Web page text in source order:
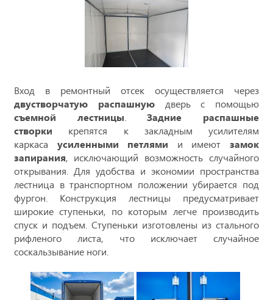
Вход в ремонтный отсек осуществляется через
двустворчатую распашнуюдверь с помощью
съемной лестницы .Задние распашные
створки крепятся к закладным усилителям
каркаса усиленными петлями и имеютзамок
запирания, исключающий возможность случайного
открывания. Для удобства и экономии пространства
лестница в транспортном положении убирается под
фургон. Конструкция лестницы предусматривает
широкие ступеньки, по которым легче производить
спуск и подъем. Ступеньки изготовлены из стального
рифленого листа, что исключает случайное
соскальзывание ноги.